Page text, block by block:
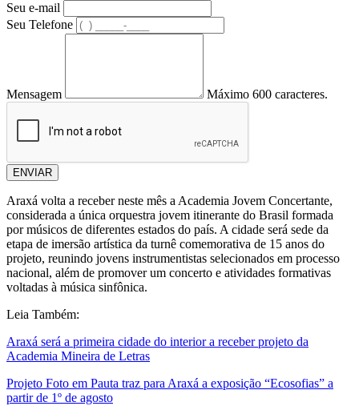
Seu e-mail
Seu Telefone
Mensagem Máximo 600 caracteres.
ENVIAR
Araxá volta a receber neste mês a Academia Jovem Concertante,
considerada a única orquestra jovem itinerante do Brasil formada
por músicos de diferentes estados do país. A cidade será sede da
etapa de imersão artística da turnê comemorativa de 15 anos do
projeto, reunindo jovens instrumentistas selecionados em processo
nacional, além de promover um concerto e atividades formativas
voltadas à música sinfônica.
Leia Também:
Araxá será a primeira cidade do interior a receber projeto da
Academia Mineira de Letras
Projeto Foto em Pauta traz para Araxá a exposição “Ecosofias” a
partir de 1º de agosto